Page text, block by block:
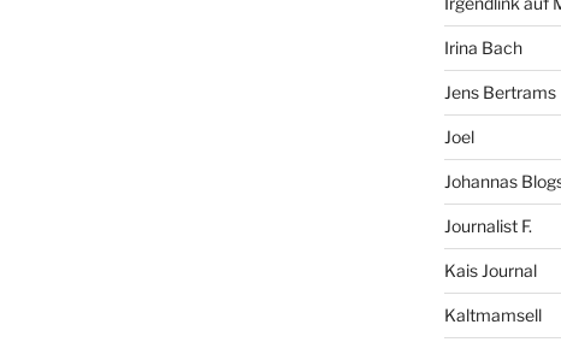
Irina Bach
Jens Bertrams
Joel
Johannas
Journalist F.
Kais Journal
Kaltmamsell